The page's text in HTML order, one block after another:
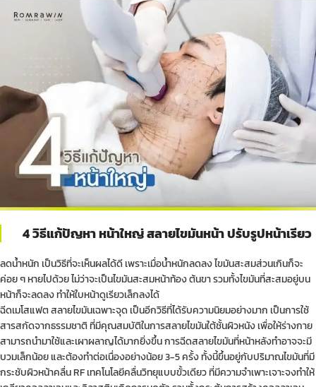
4 วิธีแก้ปัญหา หน้าใหญ่ สลายไขมันหน้า ปรับรูปหน้าเรียว
ลดน้ำหนัก เป็นวิธีที่จะเห็นผลได้ดี เพราะเมื่อน้ำหนักลดลง ไขมันสะสมส่วนเกินก็จะ
ค่อย ๆ หายไปด้วย ไม่ว่าจะเป็นไขมันสะสมหน้าท้อง ต้นขา รวมทั้งไขมันที่สะสมอยู่บน
หน้าก็จะลดลง ทำให้ใบหน้าดูเรียวเล็กลงได้
ฉีดเมโสแฟต สลายไขมันเฉพาะจุด เป็นอีกวิธีที่ได้รับความนิยมอย่างมาก เป็นการใช้
สารสกัดจากธรรมชาติ ที่มีคุณสมบัติในการสลายไขมันใต้ชั้นผิวหนัง เพื่อให้ร่างกาย
สามารถนำมาใช้และเผาผลาญได้มากยิ่งขึ้น การฉีดสลายไขมันที่หน้าหลังทำอาจจะมี
บวมเล็กน้อย และต้องทำต่อเนื่องอย่างน้อย 3-5 ครั้ง ทั้งนี้ขึ้นอยู่กับปริมาณไขมันที่มี
กระชับผิวหน้าคลื่น RF เทคโนโลยีคลื่นวิทยุแบบขั้วเดียว ที่มีความจำเพาะเจาะจงทำให้